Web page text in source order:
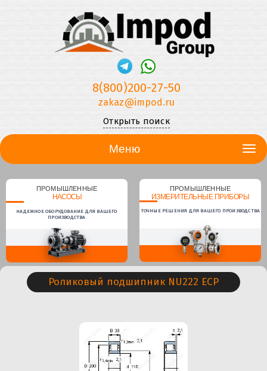
8(800)200-27-50
zakaz@impod.ru
Открыть поиск
Меню
ПРОМЫШЛЕННЫЕ
НАСОСЫ
НАДЕЖНОЕ ОБОРУДОВАНИЕ ДЛЯ ВАШЕГО
ПРОИЗВОДСТВА
ПРОМЫШЛЕННЫЕ
ИЗМЕРИТЕЛЬНЫЕ ПРИБОРЫ
ТОЧНЫЕ РЕШЕНИЯ ДЛЯ ВАШЕГО ПРОИЗВОДСТВА
Роликовый подшипник NU222 ECP